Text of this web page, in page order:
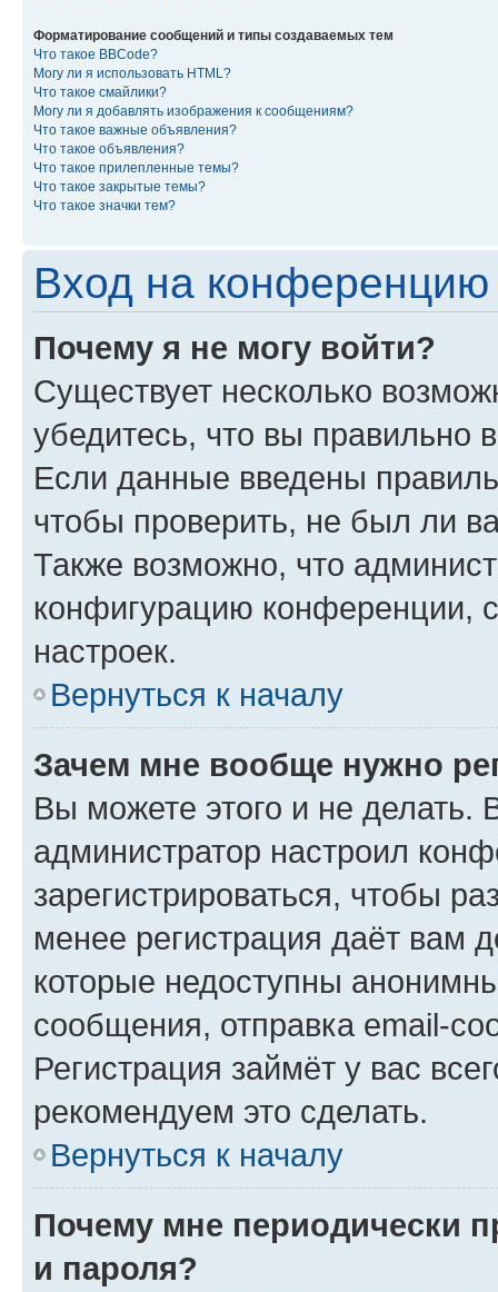
Форматирование сообщений и типы создаваемых тем
Что такое BBCode?
Могу ли я использовать HTML?
Что такое смайлики?
Могу ли я добавлять изображения к сообщениям?
Что такое важные объявления?
Что такое объявления?
Что такое прилепленные темы?
Что такое закрытые темы?
Что такое значки тем?
Вход на конференцию
Почему я не могу войти?
Существует несколько
убедитесь, что вы правильно
Если данные введены
чтобы проверить, не был ли
Также возможно, что
конфигурацию конференции,
настроек.
Вернуться к началу
Зачем мне вообще нужно
Вы можете этого и не делать.
администратор настроил
зарегистрироваться, чтобы
менее регистрация даёт вам
которые недоступны
сообщения, отправка email-
Регистрация займёт у вас
рекомендуем это сделать.
Вернуться к началу
Почему мне периодически
и пароля?